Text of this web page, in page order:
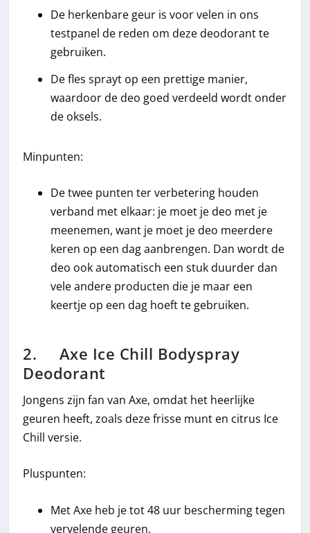
De herkenbare geur is voor velen in ons
testpanel de reden om deze deodorant te
gebruiken.
De fles sprayt op een prettige manier,
waardoor de deo goed verdeeld wordt onder
de oksels.
Minpunten:
De twee punten ter verbetering houden
verband met elkaar: je moet je deo met je
meenemen, want je moet je deo meerdere
keren op een dag aanbrengen. Dan wordt de
deo ook automatisch een stuk duurder dan
vele andere producten die je maar een
keertje op een dag hoeft te gebruiken.
2. Axe Ice Chill Bodyspray
Deodorant
Jongens zijn fan van Axe, omdat het heerlijke
geuren heeft, zoals deze frisse munt en citrus Ice
Chill versie.
Pluspunten:
Met Axe heb je tot 48 uur bescherming tegen
vervelende geuren.